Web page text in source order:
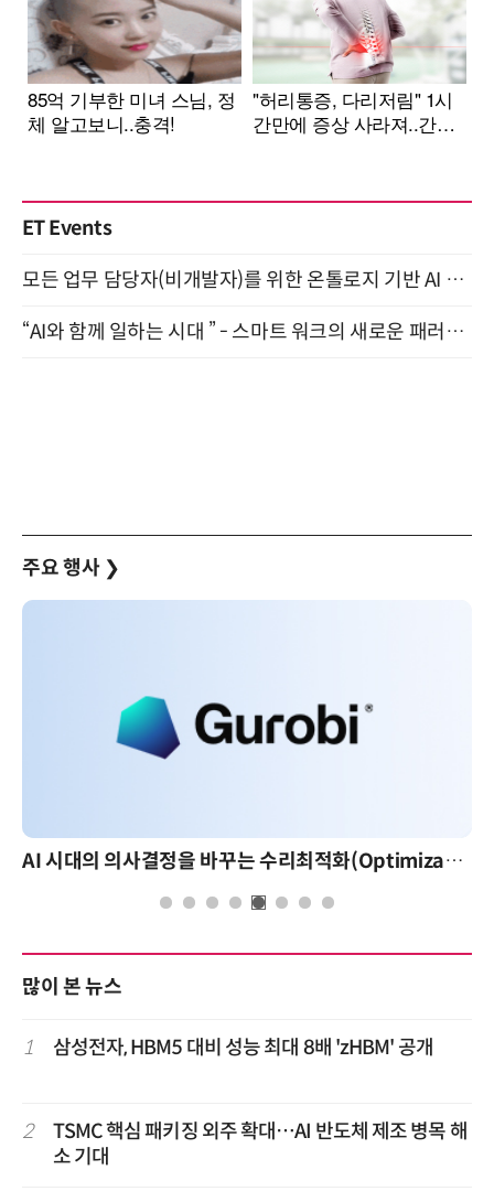
ET Events
모든 업무 담당자(비개발자)를 위한 온톨로지 기반 AI 지식체계 설계 1-day 워크숍 8월 20일 개최
“AI와 함께 일하는 시대 ” - 스마트 워크의 새로운 패러다임 (9/11)
주요 행사 ❯
AI 시대의 의사결정을 바꾸는 수리최적화(Optimization): 실제 산업 적용 사례와 활용 전략
많이 본 뉴스
1 삼성전자, HBM5 대비 성능 최대 8배 'zHBM' 공개
2
TSMC 핵심 패키징 외주 확대…AI 반도체 제조 병목 해
소 기대